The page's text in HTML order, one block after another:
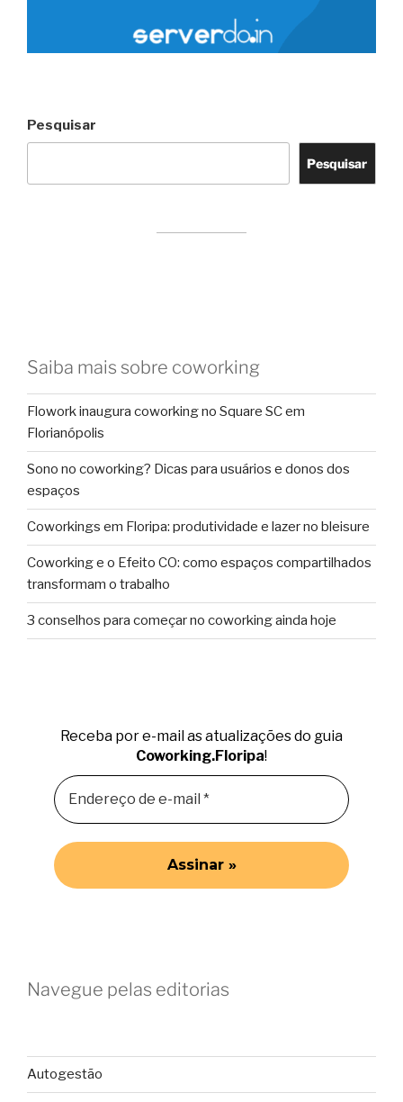
Pesquisar
Pesquisar
Saiba mais sobre coworking
Flowork inaugura coworking no Square SC em
Florianópolis
Sono no coworking? Dicas para usuários e donos dos
espaços
Coworkings em Floripa: produtividade e lazer no bleisure
Coworking e o Efeito CO: como espaços compartilhados
transformam o trabalho
3 conselhos para começar no coworking ainda hoje
Receba por e-mail as atualizações do guia
Coworking.Floripa!
Navegue pelas editorias
Autogestão